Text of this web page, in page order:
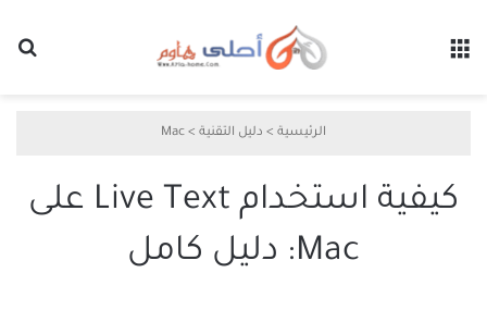
الرئيسية > دليل التقنية >
Mac
كيفية استخدام Live Text على
Mac: دليل كامل